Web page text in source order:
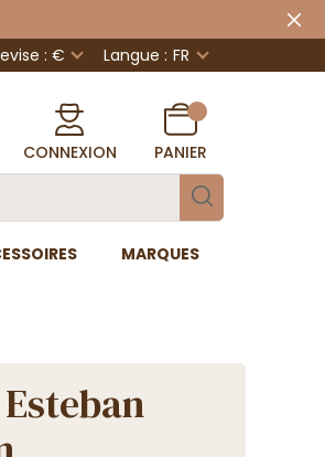
: € Langue : FR
CONNEXION PANIER
MARQUES